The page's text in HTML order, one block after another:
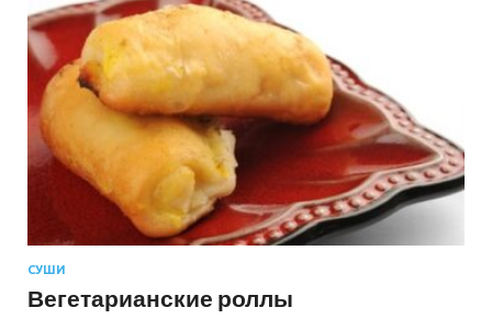
СУШИ
Вегетарианские роллы